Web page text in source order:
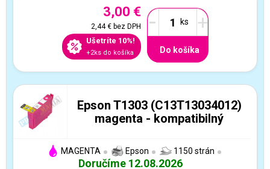
3,00 €
2,44 €bez DPH
Ušetríte 10%!
+2ks do košíka
- +
Do košíka
Epson T1303 (C13T13034012)
magenta - kompatibilný
MAGENTA Epson 1150 strán
Doručíme 12.08.2026